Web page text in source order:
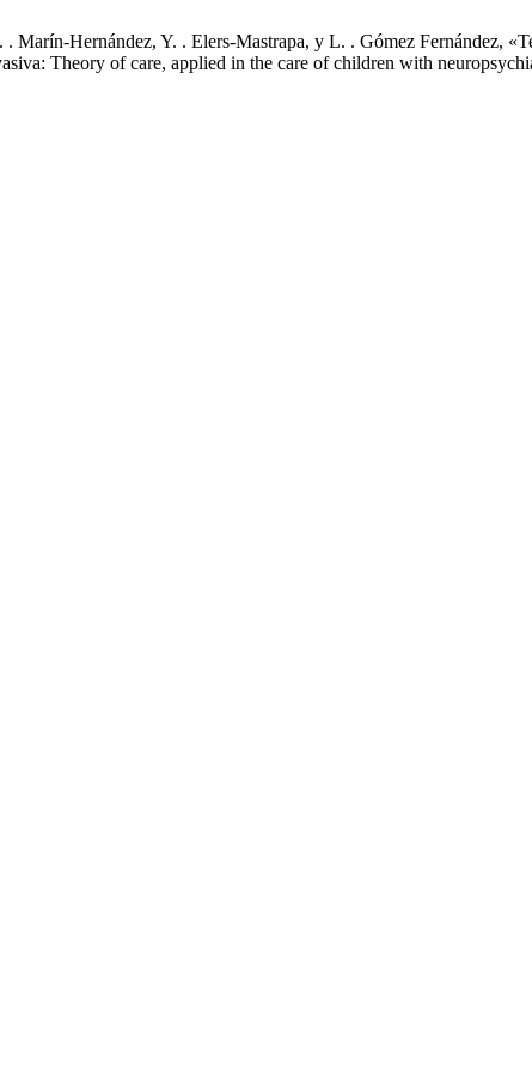
Hernández, Y. . Elers-Mastrapa, y L. . Gómez Fernández,
Theory of care, applied in the care of children with